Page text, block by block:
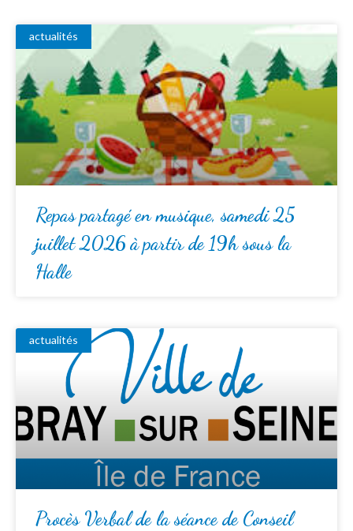
actualités
Repas partagé en musique, samedi 25
juillet 2026 à partir de 19h sous la
Halle
actualités
Procès Verbal de la séance de Conseil